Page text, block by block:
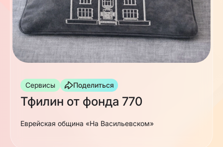
Сервисы Поделиться
Тфилин от фонда 770
Еврейская община «На Васильевском»